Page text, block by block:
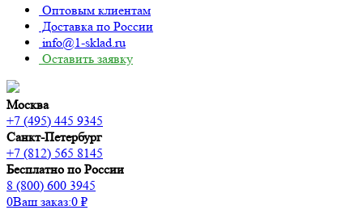
Оптовым клиентам
Доставка по России
info@1-sklad.ru
Оставить заявку
Москва
+7 (495) 445 9345
Санкт-Петербург
+7 (812) 565 8145
Бесплатно по России
8 (800) 600 3945
0Ваш заказ:0 ₽